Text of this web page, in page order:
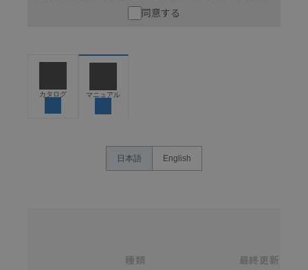
ので、ご使用にあたっての安全性については十分にご配慮
うな用途に使用される場合には、システム全体として
保できるよう設計されていること、および本製品が全
ン事例は参考用ですので、ご採用に際しては機器・装
置の機能や安全性をご確認のうえご使用ください。・
があります。改めて当サイトの掲載内容をご確認のう
同意する
カタログ マニュアル
日本語 English
種類 最終更新